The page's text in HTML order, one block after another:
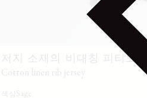
저지 소재의 비대칭 피티드 탑
cotton linen rib jersey
sage